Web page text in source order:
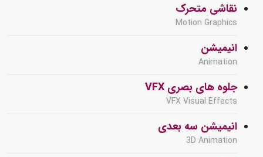
نقاشی متحرک
Motion Graphics
انیمیشن
Animation
جلوه های بصری VFX
VFX Visual Effects
انیمیشن سه بعدی
3D Animation